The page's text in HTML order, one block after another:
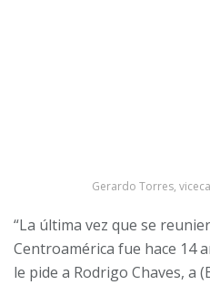
Gerardo Torres,
“La última vez que se
Centroamérica fue hace 14
le pide a Rodrigo Chaves, a